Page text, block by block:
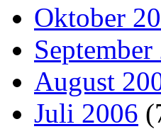
Oktober
August
Juli 2006